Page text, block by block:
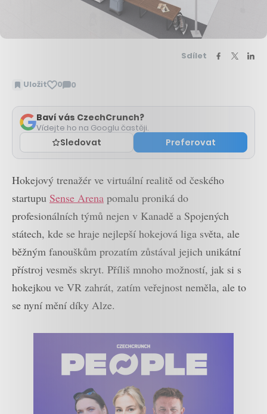
Sdílet
Uložit 0 0
Zobrazit
Baví vás CzechCrunch?
Vídejte ho na Googlu častěji.
Sledovat Preferovat
Hokejový trenažér ve virtuální realitě od českého
startupu Sense Arena pomalu proniká do
profesionálních týmů nejen v Kanadě a Spojených
státech, kde se hraje nejlepší hokejová liga světa, ale
běžným fanouškům prozatím zůstával jejich unikátní
přístroj vesměs skryt. Příliš mnoho možností, jak si s
hokejkou ve VR zahrát, zatím veřejnost neměla, ale to
se nyní mění díky Alze.